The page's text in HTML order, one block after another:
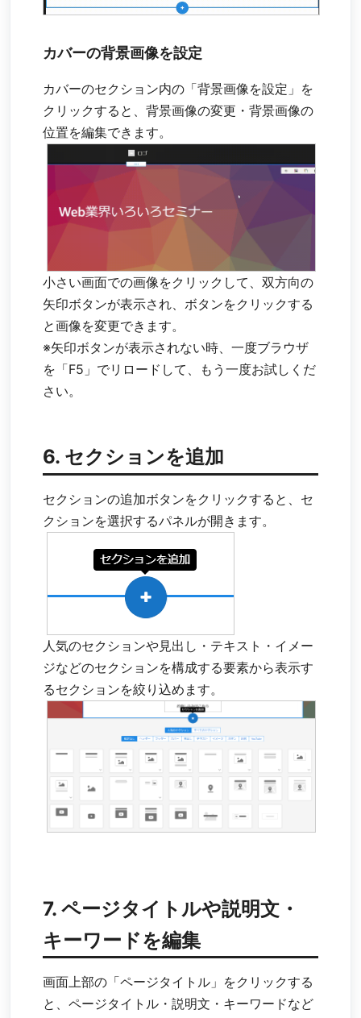
カバーの背景画像を設定
カバーのセクション内の「背景画像を設定」を
クリックすると、背景画像の変更・背景画像の
位置を編集できます。
小さい画面での画像をクリックして、双方向の
矢印ボタンが表示され、ボタンをクリックする
と画像を変更できます。
※矢印ボタンが表示されない時、一度ブラウザ
を「F5」でリロードして、もう一度お試しくだ
さい。
6. セクションを追加
セクションの追加ボタンをクリックすると、セ
クションを選択するパネルが開きます。
人気のセクションや見出し・テキスト・イメー
ジなどのセクションを構成する要素から表示す
るセクションを絞り込めます。
7. ページタイトルや説明文・
キーワードを編集
画面上部の「ページタイトル」をクリックする
と、ページタイトル・説明文・キーワードなど